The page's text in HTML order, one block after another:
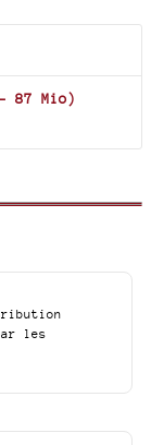
87 Mio)
les